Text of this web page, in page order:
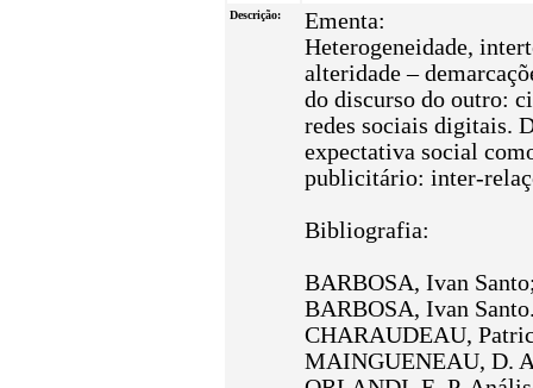
Descrição:
Ementa:
Heterogeneidade,
alteridade –
do discurso do outro:
redes sociais digitais.
expectativa social
publicitário: inter-
Bibliografia:
BARBOSA, Ivan
BARBOSA, Ivan
CHARAUDEAU,
MAINGUENEAU, D.